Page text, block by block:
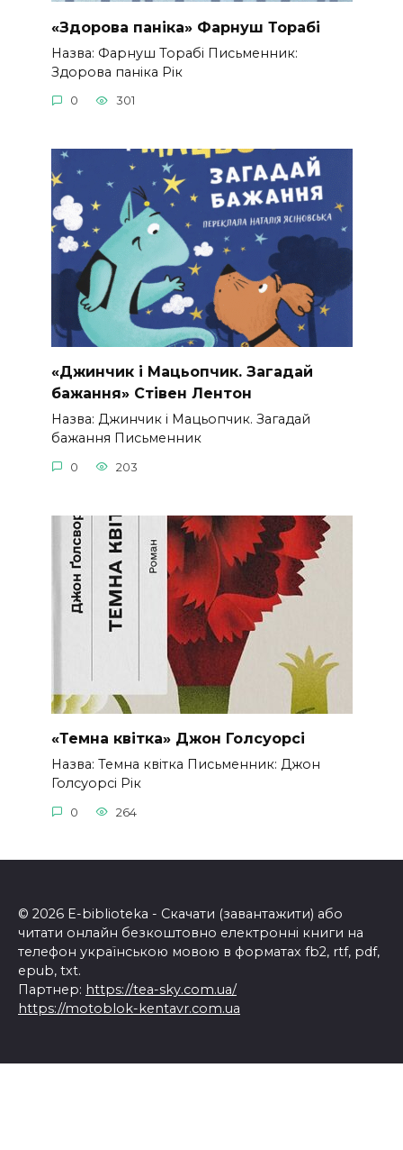
«Здорова паніка» Фарнуш Торабі
Назва: Фарнуш Торабі Письменник:
Здорова паніка Рік
0 301
«Джинчик і Мацьопчик. Загадай
бажання» Стівен Лентон
Назва: Джинчик і Мацьопчик. Загадай
бажання Письменник
0 203
«Темна квітка» Джон Голсуорсі
Назва: Темна квітка Письменник: Джон
Голсуорсі Рік
0 264
© 2026 E-biblioteka - Скачати (завантажити) або
читати онлайн безкоштовно електронні книги на
телефон українською мовою в форматах fb2, rtf, pdf,
epub, txt.
Партнер: https://tea-sky.com.ua/
https://motoblok-kentavr.com.ua